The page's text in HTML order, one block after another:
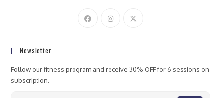
Newsletter
Follow our fitness program and receive 30% OFF for 6 sessions on
subscription.